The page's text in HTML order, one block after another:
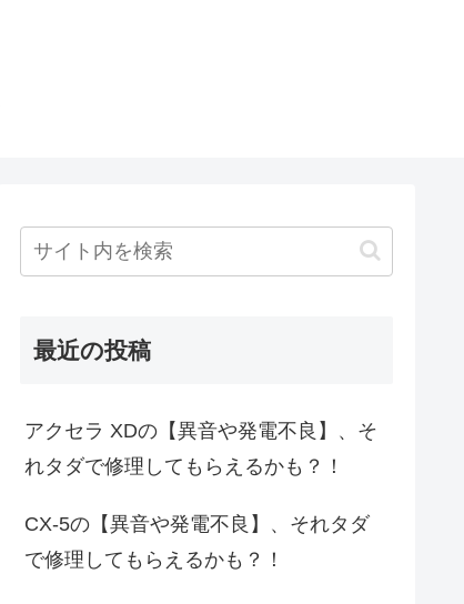
最近の投稿
アクセラ XDの【異音や発電不良】、そ
れタダで修理してもらえるかも？！
CX-5の【異音や発電不良】、それタダ
で修理してもらえるかも？！